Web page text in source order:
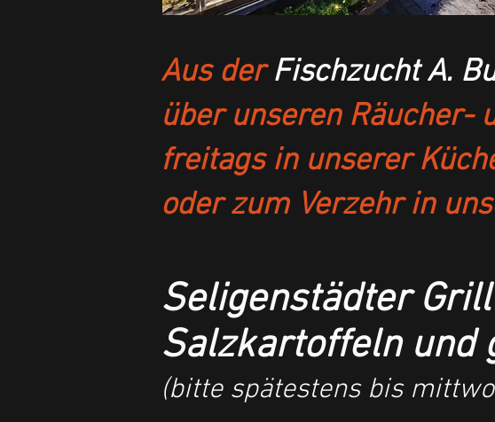
Aus derFischzucht A.
über unseren Räucher-
freitags in unserer
oder zum Verzehr in
Seligenstädter
Salzkartoffeln
(bitte spätestens bis